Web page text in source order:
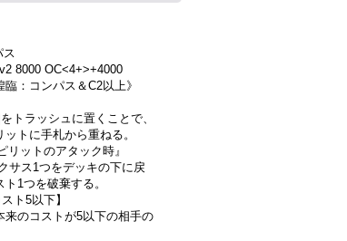
ス
8000 OC<4+>+4000
：コンパス＆C2以上》
トラッシュに置くことで、
トに手札から重ねる。
リットのアタック時』
サス1つをデッキの下に戻
1つを破棄する。
ト5以下】
来のコストが5以下の相手の